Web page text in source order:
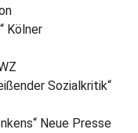
Kölner
Sozialkritik“
Neue Presse